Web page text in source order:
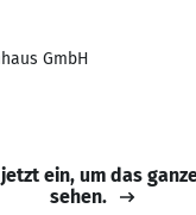
GmbH
ein, um das
sehen.